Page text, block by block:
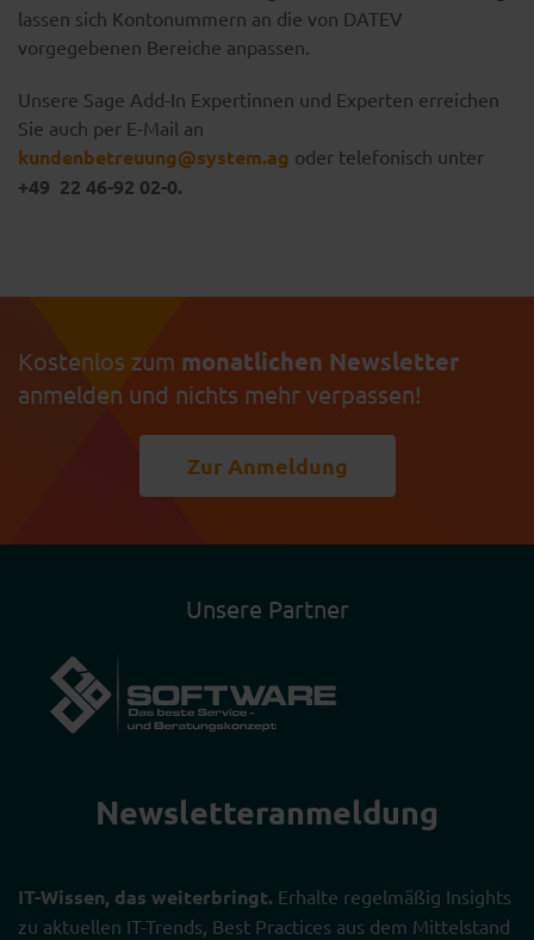
lassen sich Kontonummern an die von DATEV
vorgegebenen Bereiche anpassen.
Unsere Sage Add-In Expertinnen und Experten erreichen
Sie auch per E-Mail an
kundenbetreuung@system.ag oder telefonisch unter
+49 22 46-92 02-0.
Kostenlos zum monatlichen Newsletter
anmelden und nichts mehr verpassen!
Zur Anmeldung
Unsere Partner
Newsletter­anmeldung
IT-Wissen, das weiterbringt. Erhalte regelmäßig Insights
zu aktuellen IT-Trends, Best Practices aus dem Mittelstand